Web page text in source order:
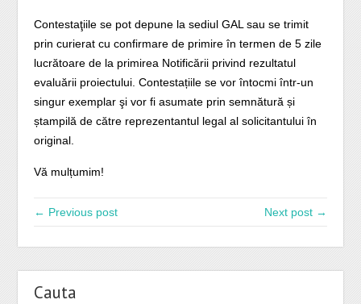
Contestaţiile se pot depune la sediul GAL sau se trimit
prin curierat cu confirmare de primire în termen de 5 zile
lucrătoare de la primirea Notificării privind rezultatul
evaluării proiectului. Contestațiile se vor întocmi într-un
singur exemplar şi vor fi asumate prin semnătură și
ștampilă de către reprezentantul legal al solicitantului în
original.
Vă mulțumim!
← Previous post Next post →
Cauta